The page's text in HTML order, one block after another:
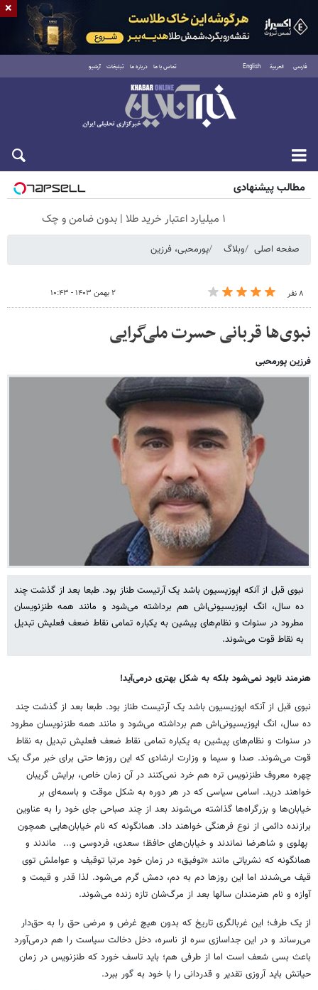
فارسی العربية English تماس با ما درباره ما تبلیغات آرشیو
جمعه ۱۶ مرداد ۱۴۰۵
مطالب پیشنهادی
۱ میلیارد اعتبار خرید طلا | بدون ضامن و چک
صفحه اصلی وبلاگ پورمحبی، فرزین
۸ نفر ۲ بهمن ۱۴۰۳ - ۱۰:۴۳
نبوی‌ها قربانی حسرت ملی‌گرایی
فرزین پورمحبی
نبوی قبل از آنکه اپوزیسیون باشد یک آرتیست طناز بود. طبعا بعد از گذشت چند
ده سال، انگ اپوزیسیونی‌اش هم برداشته می‌شود و مانند همه طنزنویسان
مطرود در سنوات و نظام‌های پیشین به یکباره تمامی نقاط ضعف فعلیش تبدیل
به نقاط قوت می‌شوند.
هنرمند نابود نمی‌شود بلکه به شکل بهتری درمی‌آید!
نبوی قبل از آنکه اپوزیسیون باشد یک آرتیست طناز بود. طبعا بعد از گذشت چند
ده سال، انگ اپوزیسیونی‌اش هم برداشته می‌شود و مانند همه طنزنویسان مطرود
در سنوات و نظام‌های پیشین به یکباره تمامی نقاط ضعف فعلیش تبدیل به نقاط
قوت می‌شوند. صدا و سیما و وزارت ارشادی که این روزها حتی برای خبر مرگ یک
چهره معروف طنزنویس تره هم خرد نمی‌کنند در آن زمان خاص، برایش گریبان
خواهند درید. اسامی سیاسی که در هر دوره به شکل موقت و باسمه‌ای بر
خیابان‌ها و بزرگراه‌ها گذاشته می‌شوند بعد از چند صباحی جای خود را به عناوین
برازنده دائمی‌ از نوع فرهنگی‌ خواهند داد. همانگونه که نام خیابان‌هایی همچون
پهلوی و شاهرضا نماندند و خیابان‌های حافظ؛ سعدی، فردوسی و... ماندند و
همانگونه که نشریاتی مانند «توفیق» در زمان خود مرتبا توقیف و عواملش توی
قیف می‌شدند اما این روزها دم به دم، دمش گرم می‌شود. لذا قدر و قیمت و
آوازه و نام هنرمندان سالها بعد از مرگ‌شان تازه زنده می‌شوند.
از یک طرف؛ این غربالگری تاریخ که بدون هیچ غرض و مرضی حق را به حق‌دار
می‌رساند و در این جداسازی سره از ناسره، دخل دخالت سیاست را هم درمی‌آورد
باعث بسی شعف است اما از طرفی هم؛ باید تاسف خورد که طنزنویس در زمان
حیاتش باید آروزی تقدیر و قدردانی‌ را با خود به گور ببرد.
×